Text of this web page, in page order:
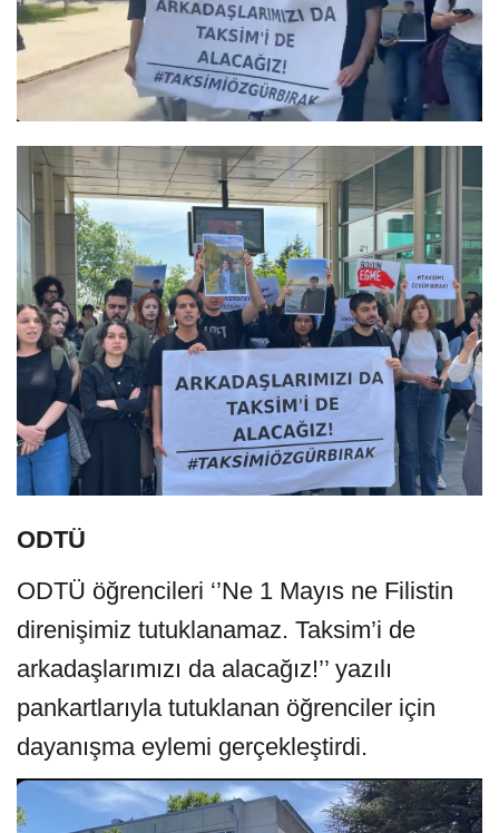
ODTÜ
ODTÜ öğrencileri ‘’Ne 1 Mayıs ne Filistin
direnişimiz tutuklanamaz. Taksim’i de
arkadaşlarımızı da alacağız!’’ yazılı
pankartlarıyla tutuklanan öğrenciler için
dayanışma eylemi gerçekleştirdi.